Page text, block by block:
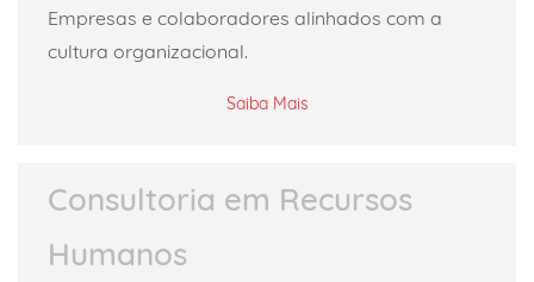
Empresas e colaboradores alinhados com a
cultura organizacional.
Saiba Mais
Consultoria em Recursos
Humanos